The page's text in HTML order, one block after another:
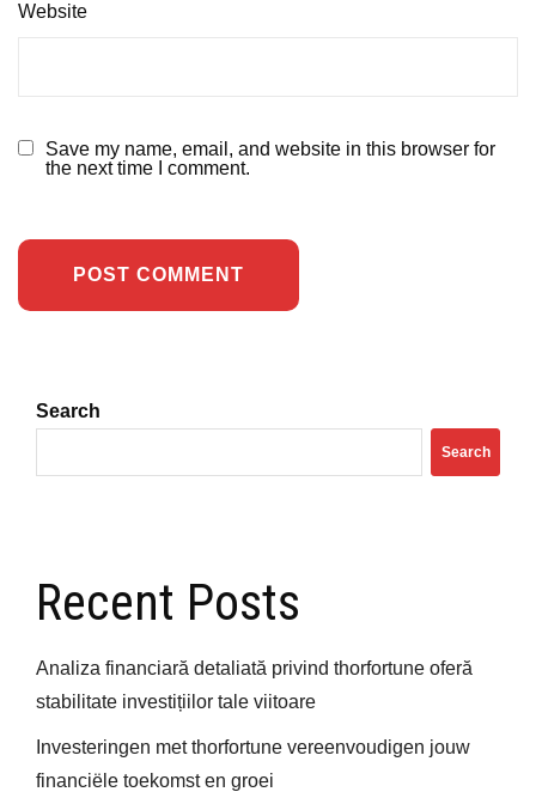
Website
Save my name, email, and website in this browser for
the next time I comment.
Search
Search
Recent Posts
Analiza financiară detaliată privind thorfortune oferă
stabilitate investițiilor tale viitoare
Investeringen met thorfortune vereenvoudigen jouw
financiële toekomst en groei